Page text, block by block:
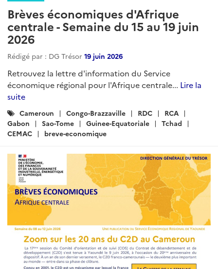
Brèves économiques d'Afrique
centrale - Semaine du 15 au 19 juin
2026
Rédigé par : DG Trésor 19 juin 2026
Retrouvez la lettre d'information du Service
économique régional pour l'Afrique centrale... Lire la
suite
Catégories
:
Cameroun Congo-Brazzaville RDC
RCA
Gabon
Sao-Tome Guinee-Equatoriale
Tchad
CEMAC
breve-economique